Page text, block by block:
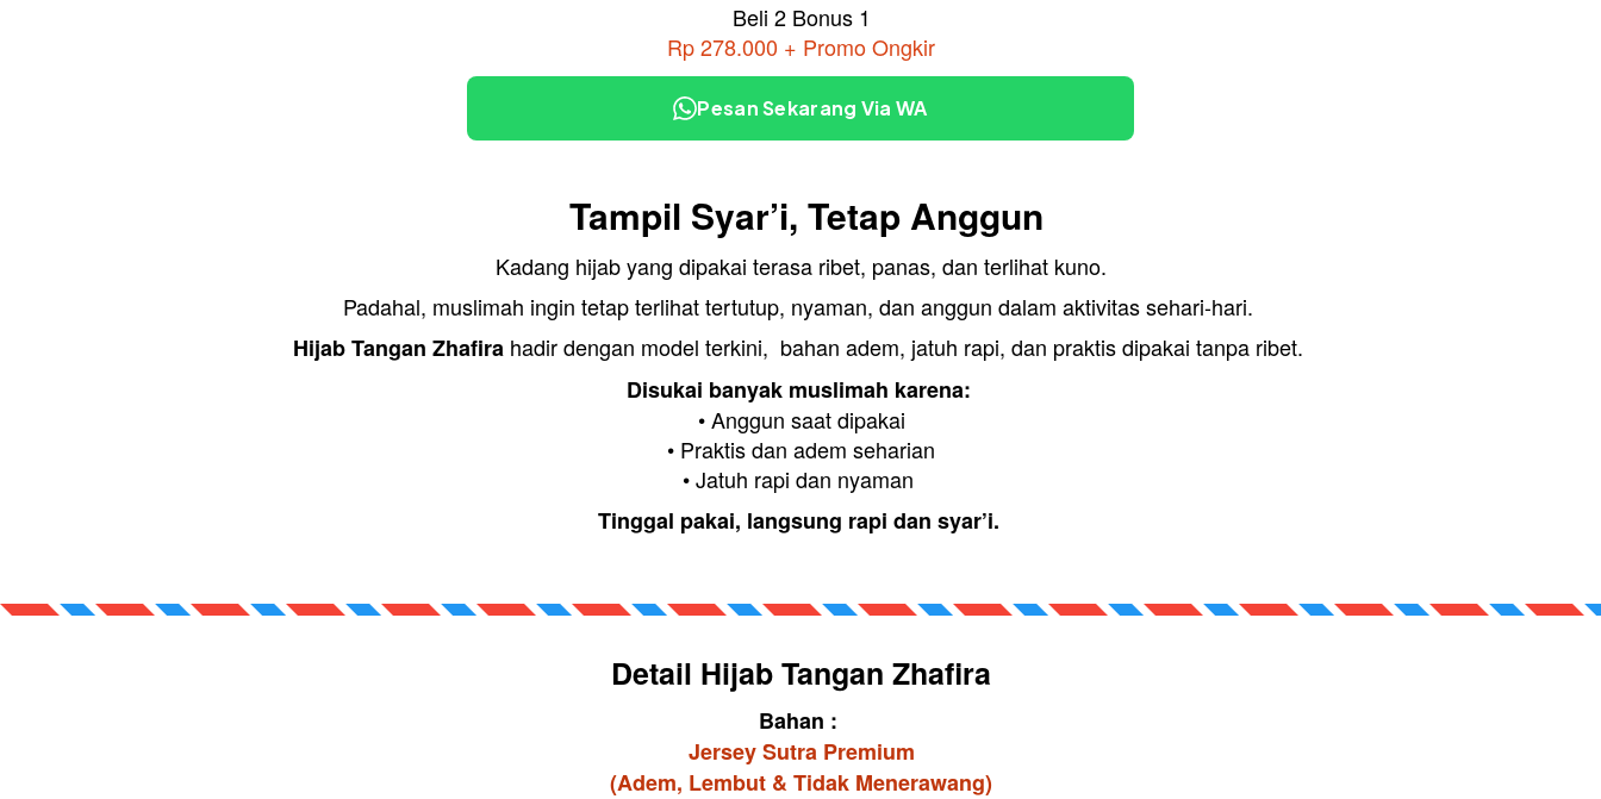
Beli 2 Bonus 1
Rp 278.000 + Promo Ongkir
Pesan Sekarang Via WA
Tampil Syar’i, Tetap Anggun
Kadang hijab yang dipakai terasa ribet, panas, dan terlihat kuno.
Padahal, muslimah ingin tetap terlihat tertutup, nyaman, dan anggun dalam aktivitas sehari-hari.
Hijab Tangan Zhafira hadir dengan model terkini,  bahan adem, jatuh rapi, dan praktis dipakai tanpa ribet.
Disukai banyak muslimah karena:
• Anggun saat dipakai
• Praktis dan adem seharian
• Jatuh rapi dan nyaman
Tinggal pakai, langsung rapi dan syar’i.
Detail Hijab Tangan Zhafira
Bahan :
Jersey Sutra Premium
(Adem, Lembut & Tidak Menerawang)